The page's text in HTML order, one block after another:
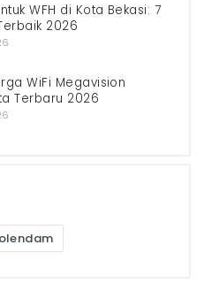
WFH di Kota Bekasi: 7
2026
WiFi Megavision
Terbaru 2026